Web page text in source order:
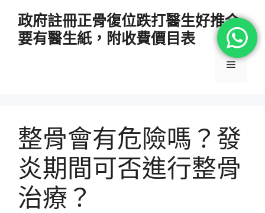
政府註冊正骨復位跌打醫生好推介
要有醫生紙，附收費價目表
選
整骨會有危險嗎？發
炎期間可否進行整骨
治療？